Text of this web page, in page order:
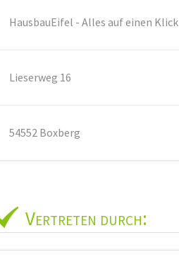
HausbauEifel - Alles auf einen Klick
Lieserweg 16
54552 Boxberg
Vertreten durch: